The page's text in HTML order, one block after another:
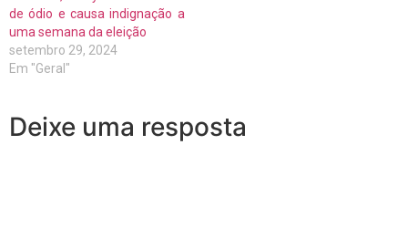
de ódio e causa indignação a
uma semana da eleição
setembro 29, 2024
Em "Geral"
Deixe uma resposta